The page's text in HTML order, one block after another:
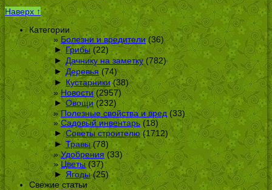
Наверх ↑
Категории
Болезни и вредители(36)
► Грибы(22)
► Дачнику на заметку (782)
► Деревья (74)
► Кустарники(38)
Новости(2957)
► Овощи(232)
Полезные свойства и вред (33)
Садовый инвентарь (18)
► Советы строителю (1712)
► Травы(78)
Удобрения (33)
Цветы(37)
► Ягоды(25)
Свежие статьи